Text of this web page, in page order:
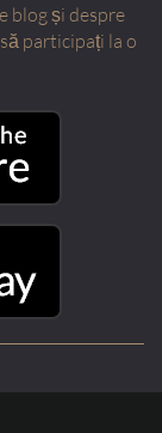
blog și despre
participați la o